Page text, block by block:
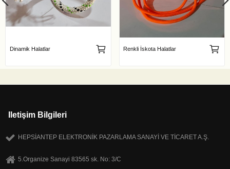
Dinamik Halatlar Renkli İskota Halatlar
Iletişim Bilgileri
HEPSİANTEP ELEKTRONİK PAZARLAMA SANAYİ VE TİCARET A.Ş.
5.Organize Sanayi 83565 sk. No: 3/C